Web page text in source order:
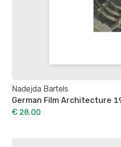
Nadejda Bartels
German Film Architecture
€ 28.00